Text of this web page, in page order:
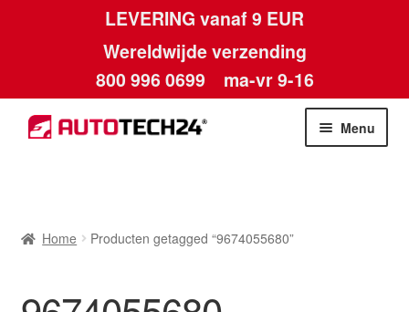
LEVERING vanaf 9 EUR
Wereldwijde verzending
800 996 0699 ma-vr 9-16
Ga
door
Ga
naar
Menu
Home Producten getagged “9674055680”